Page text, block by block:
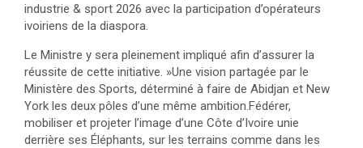
industrie & sport 2026 avec la participation d’opérateurs
ivoiriens de la diaspora.
Le Ministre y sera pleinement impliqué afin d’assurer la
réussite de cette initiative. »Une vision partagée par le
Ministère des Sports, déterminé à faire de Abidjan et New
York les deux pôles d’une même ambition.Fédérer,
mobiliser et projeter l’image d’une Côte d’Ivoire unie
derrière ses Éléphants, sur les terrains comme dans les